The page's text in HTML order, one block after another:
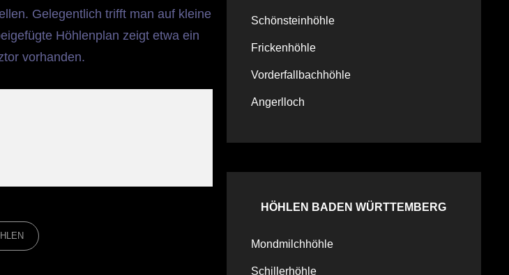
Gelegentlich trifft man auf kleine
Höhlenplan zeigt etwa ein
vorhanden.
Schönsteinhöhle
Frickenhöhle
Vorderfallbachhöhle
Angerlloch
HÖHLEN BADEN WÜRTTEMBERG
Mondmilchhöhle
Schillerhöhle